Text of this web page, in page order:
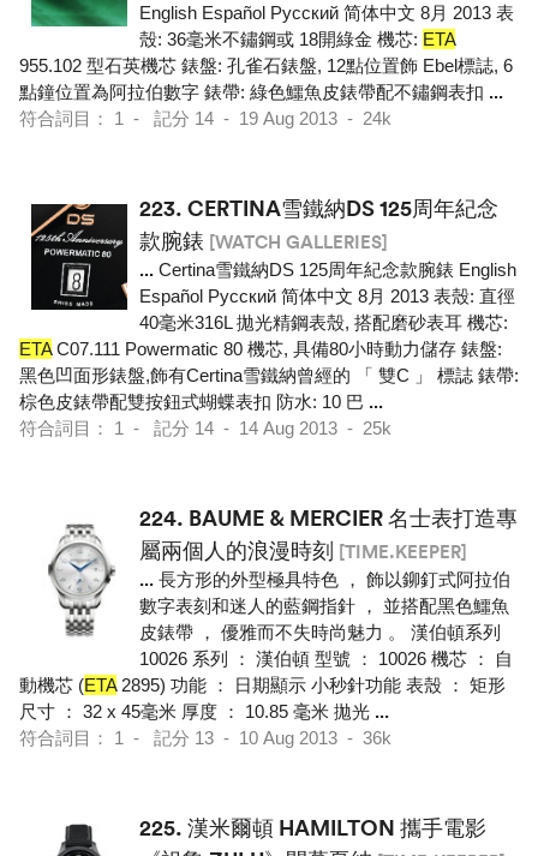
English Español Pусский 简体中文 8月 2013 表
殼: 36毫米不鏽鋼或 18開綠金 機芯: ETA
955.102 型石英機芯 錶盤: 孔雀石錶盤, 12點位置飾 Ebel標誌, 6
點鐘位置為阿拉伯數字 錶帶: 綠色鱷魚皮錶帶配不鏽鋼表扣 ...
符合詞目： 1 - 記分 14 - 19 Aug 2013 - 24k
223. CERTINA雪鐵納DS 125周年紀念
款腕錶 [WATCH GALLERIES]
... Certina雪鐵納DS 125周年紀念款腕錶 English
Español Pусский 简体中文 8月 2013 表殼: 直徑
40毫米316L 拋光精鋼表殼, 搭配磨砂表耳 機芯:
ETAC07.111 Powermatic 80 機芯, 具備80小時動力儲存 錶盤:
黑色凹面形錶盤,飾有Certina雪鐵納曾經的 「 雙C 」 標誌 錶帶:
棕色皮錶帶配雙按鈕式蝴蝶表扣 防水: 10 巴 ...
符合詞目： 1 - 記分 14 - 14 Aug 2013 - 25k
224. BAUME & MERCIER 名士表打造專
屬兩個人的浪漫時刻 [TIME.KEEPER]
... 長方形的外型極具特色 ， 飾以鉚釘式阿拉伯
數字表刻和迷人的藍鋼指針 ， 並搭配黑色鱷魚
皮錶帶 ， 優雅而不失時尚魅力 。 漢伯頓系列
10026 系列 ： 漢伯頓 型號 ： 10026 機芯 ： 自
動機芯 (ETA2895) 功能 ： 日期顯示 小秒針功能 表殼 ： 矩形
尺寸 ： 32 x 45毫米 厚度 ： 10.85 毫米 拋光 ...
符合詞目： 1 - 記分 13 - 10 Aug 2013 - 36k
225. 漢米爾頓 HAMILTON 攜手電影